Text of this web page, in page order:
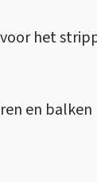
het
en balken